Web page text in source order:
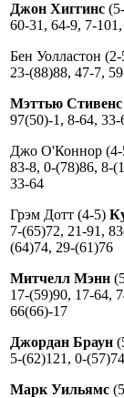
Джон Хиггинс
60-31, 64-9, 7-
Бен Уолластон (2-
23-(88)88, 47-7,
Мэттью Стивенс
97(50)-1, 8-64,
Джо О'Коннор (4-
83-8, 0-(78)86, 8-
33-64
Грэм Дотт (4-5)
7-(65)72, 21-91,
(64)74, 29-(61)76
Митчелл Мэнн
17-(59)90, 17-64,
66(66)-17
Джордан Браун
5-(62)121, 0-
Марк Уильямс